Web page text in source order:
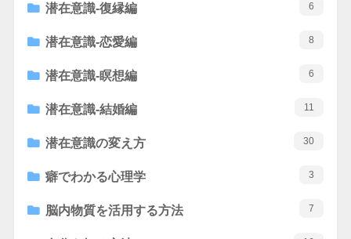
潜在意識-復縁編 6
潜在意識-恋愛編 8
潜在意識-瞑想編 6
潜在意識-結婚編 11
潜在意識の変え方 30
癖でわかる心理学 3
脳内物質を活用する方法 7